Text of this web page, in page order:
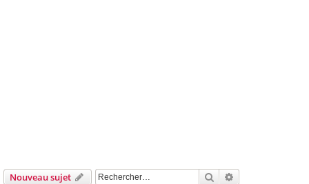
Nouveau sujet Rechercher